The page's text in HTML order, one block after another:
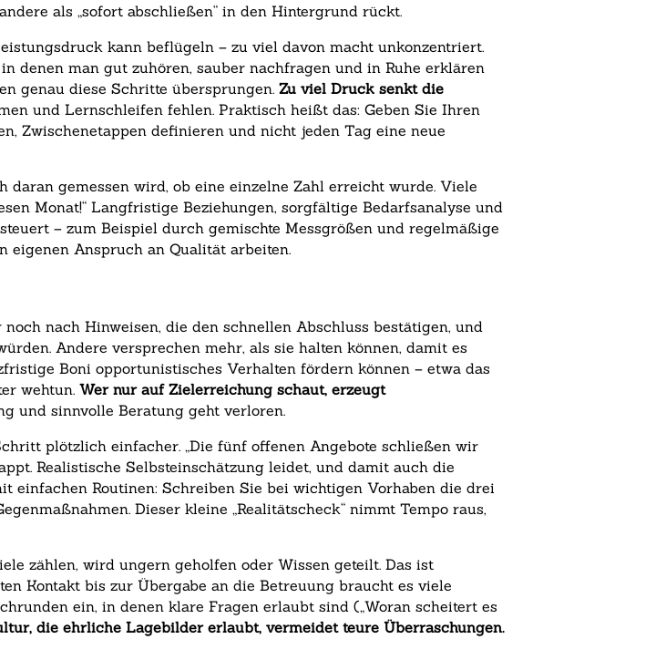
als „sofort abschließen“ in den Hintergrund rückt.
kann beflügeln – zu viel davon macht unkonzentriert.
denen man gut zuhören, sauber nachfragen und in Ruhe erklären
genau diese Schritte übersprungen.Zu viel Druck senkt die
und Lernschleifen fehlen. Praktisch heißt das: Geben Sie Ihren
Zwischenetappen definieren und nicht jeden Tag eine neue
gemessen wird, ob eine einzelne Zahl erreicht wurde. Viele
Monat!“ Langfristige Beziehungen, sorgfältige Bedarfsanalyse und
– zum Beispiel durch gemischte Messgrößen und regelmäßige
eigenen Anspruch an Qualität arbeiten.
nach Hinweisen, die den schnellen Abschluss bestätigen, und
Andere versprechen mehr, als sie halten können, damit es
Boni opportunistisches Verhalten fördern können – etwa das
wehtun.Wer nur auf Zielerreichung schaut, erzeugt
und sinnvolle Beratung geht verloren.
plötzlich einfacher. „Die fünf offenen Angebote schließen wir
Realistische Selbsteinschätzung leidet, und damit auch die
einfachen Routinen: Schreiben Sie bei wichtigen Vorhaben die drei
Dieser kleine „Realitätscheck“ nimmt Tempo raus,
zählen, wird ungern geholfen oder Wissen geteilt. Das ist
Kontakt bis zur Übergabe an die Betreuung braucht es viele
ein, in denen klare Fragen erlaubt sind („Woran scheitert es
die ehrliche Lagebilder erlaubt, vermeidet teure Überraschungen.